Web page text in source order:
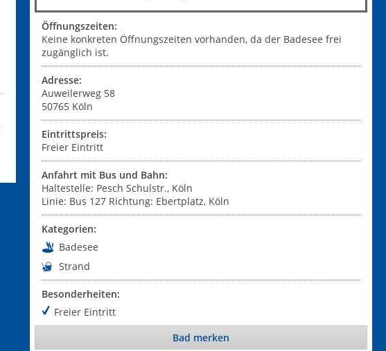
Öffnungszeiten:
Keine konkreten Öffnungszeiten vorhanden, da der Badesee frei
zugänglich ist.
Adresse:
Auweilerweg 58
50765 Köln
Eintrittspreis:
Freier Eintritt
Anfahrt mit Bus und Bahn:
Haltestelle: Pesch Schulstr., Köln
Linie: Bus 127 Richtung: Ebertplatz, Köln
Kategorien:
Badesee
Strand
Besonderheiten:
Freier Eintritt
Bad merken